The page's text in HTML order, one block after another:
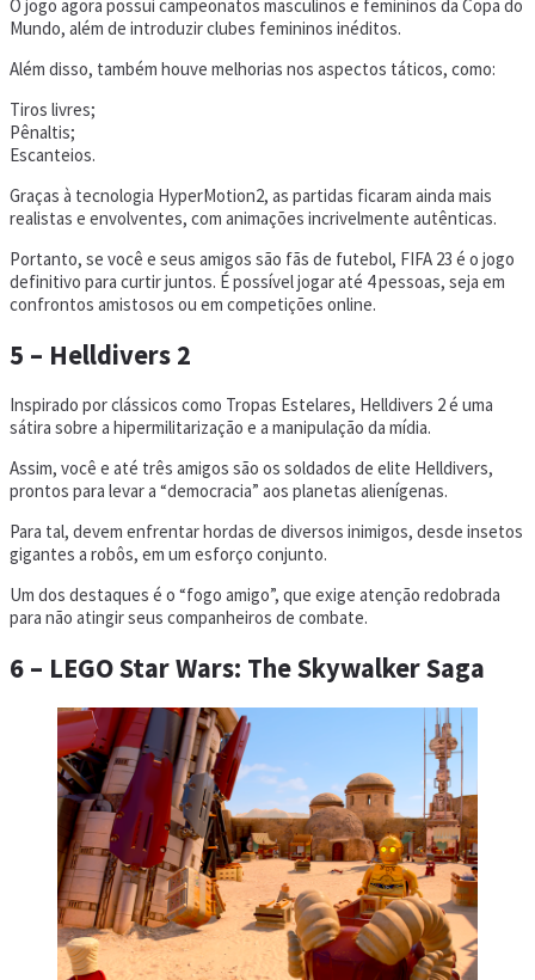
O jogo agora possui campeonatos masculinos e femininos da Copa do
Mundo, além de introduzir clubes femininos inéditos.
Além disso, também houve melhorias nos aspectos táticos, como:
Tiros livres;
Pênaltis;
Escanteios.
Graças à tecnologia HyperMotion2, as partidas ficaram ainda mais
realistas e envolventes, com animações incrivelmente autênticas.
Portanto, se você e seus amigos são fãs de futebol, FIFA 23 é o jogo
definitivo para curtir juntos. É possível jogar até 4 pessoas, seja em
confrontos amistosos ou em competições online.
5 – Helldivers 2
Inspirado por clássicos como Tropas Estelares, Helldivers 2 é uma
sátira sobre a hipermilitarização e a manipulação da mídia.
Assim, você e até três amigos são os soldados de elite Helldivers,
prontos para levar a “democracia” aos planetas alienígenas.
Para tal, devem enfrentar hordas de diversos inimigos, desde insetos
gigantes a robôs, em um esforço conjunto.
Um dos destaques é o “fogo amigo”, que exige atenção redobrada
para não atingir seus companheiros de combate.
6 – LEGO Star Wars: The Skywalker Saga